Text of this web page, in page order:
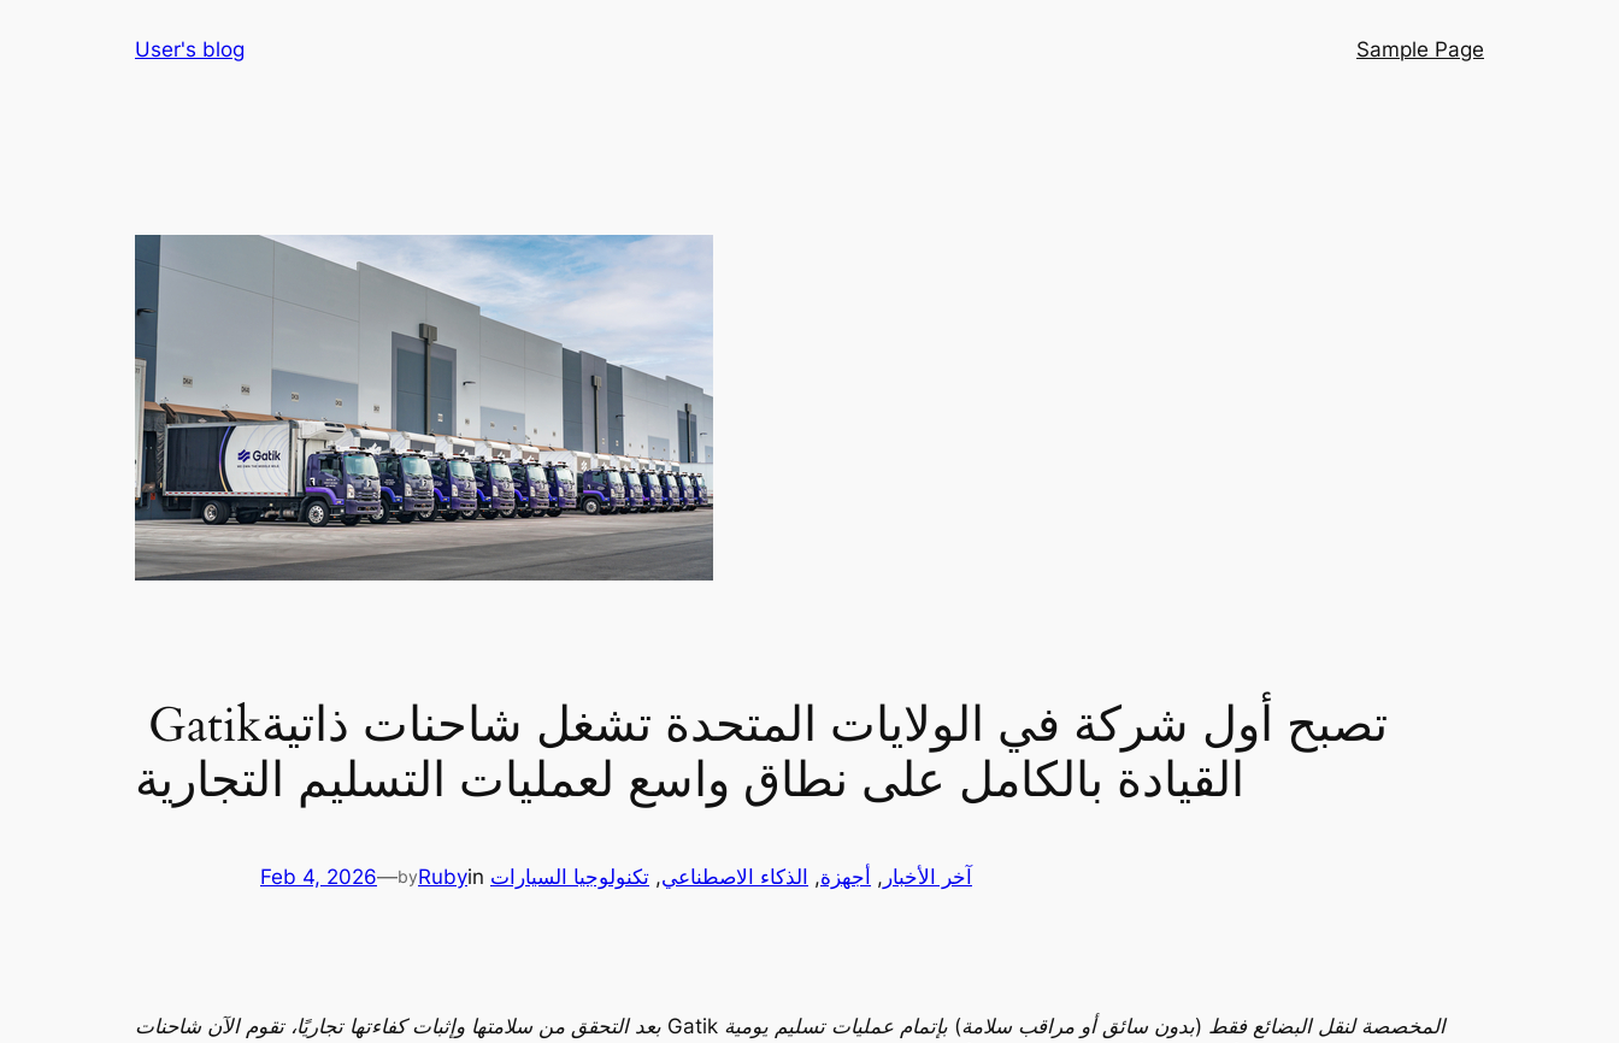
User's blog Sample Page
Gatikتصبح أول شركة في الولايات المتحدة تشغل شاحنات ذاتية
Feb 4, 2026—byRubyin آخر الأخبار , أجهزة, الذكاء الاصطناعي, تكنولوجيا السيارات
بعد التحقق من سلامتها وإثبات كفاءتها تجاريًا، تقوم الآن شاحنات Gatik المخصصة لنقل البضائع فقط (بدون سائق أو مراقب سلامة) بإتمام عمليات تسليم يومية